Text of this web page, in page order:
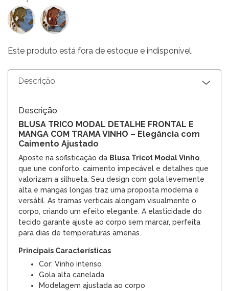
Este produto está fora de estoque e indisponível.
Descrição
Descrição
BLUSA TRICO MODAL DETALHE FRONTAL E
MANGA COM TRAMA VINHO – Elegância com
Caimento Ajustado
Aposte na sofisticação da Blusa Tricot Modal Vinho,
que une conforto, caimento impecável e detalhes que
valorizam a silhueta. Seu design com gola levemente
alta e mangas longas traz uma proposta moderna e
versátil. As tramas verticais alongam visualmente o
corpo, criando um efeito elegante. A elasticidade do
tecido garante ajuste ao corpo sem marcar, perfeita
para dias de temperaturas amenas.
Principais Características
Cor: Vinho intenso
Gola alta canelada
Modelagem ajustada ao corpo